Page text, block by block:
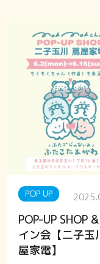
POP UP
POP-UP SHOP
イン会【二子玉
屋家電】